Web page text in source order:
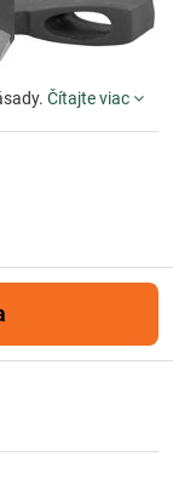
Čítajte viac